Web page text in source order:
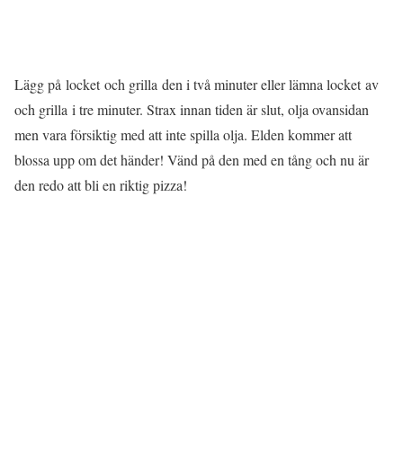
Lägg på locket och grilla den i två minuter eller lämna locket av
och grilla i tre minuter. Strax innan tiden är slut, olja ovansidan
men vara försiktig med att inte spilla olja. Elden kommer att
blossa upp om det händer! Vänd på den med en tång och nu är
den redo att bli en riktig pizza!